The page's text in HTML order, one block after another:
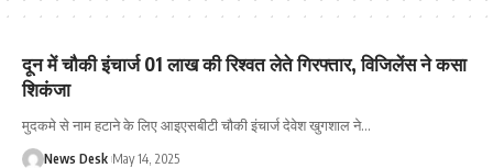
दून में चौकी इंचार्ज 01 लाख की रिश्वत लेते गिरफ्तार, विजिलेंस ने कसा
शिकंजा
मुदकमे से नाम हटाने के लिए आइएसबीटी चौकी इंचार्ज देवेश खुगशाल ने…
News Desk May 14, 2025